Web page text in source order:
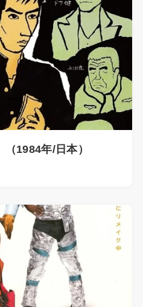
1984年/日本）